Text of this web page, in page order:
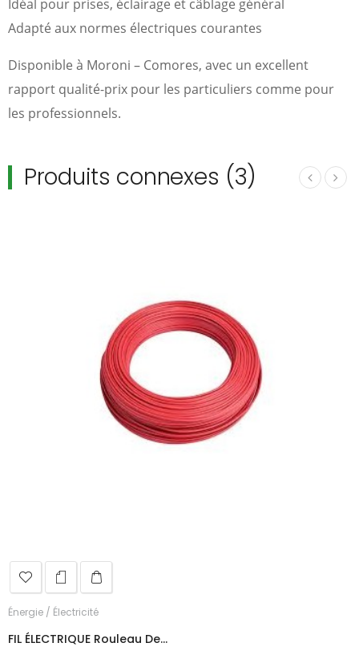
Idéal pour prises, éclairage et câblage général
Adapté aux normes électriques courantes
Disponible à Moroni – Comores, avec un excellent
rapport qualité-prix pour les particuliers comme pour
les professionnels.
Produits connexes (3)
Énergie / Électricité
FIL ÉLECTRIQUE Rouleau De...